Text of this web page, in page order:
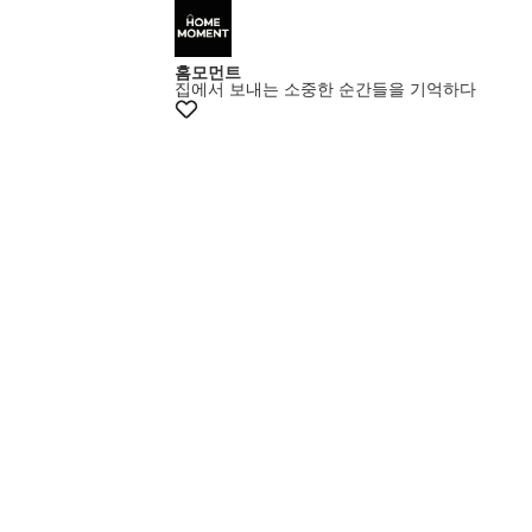
홈모먼트
집에서 보내는 소중한 순간들을 기억하다